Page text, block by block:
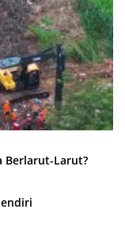
Berlarut-Larut?